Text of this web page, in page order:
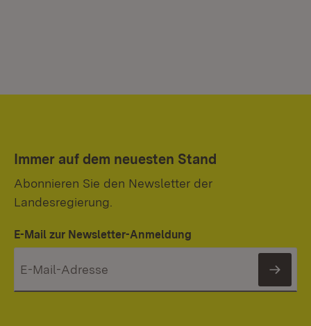
Immer auf dem neuesten Stand
Abonnieren Sie den Newsletter der
Landesregierung.
E-Mail zur Newsletter-Anmeldung